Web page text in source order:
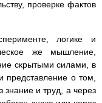
проверке фактов
логике и
же мышление,
скрытыми силами, в
представление о том,
знание и труд, а через